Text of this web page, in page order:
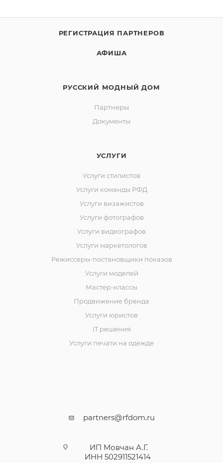
РЕГИСТРАЦИЯ ПАРТНЕРОВ
АФИША
РУССКИЙ МОДНЫЙ ДОМ
Партнеры
Документы
УСЛУГИ
Услуги стилистов
Услуги команды РФД
Услуги визажистов
Услуги фотографов
Услуги видеографов
Услуги маркетологов
Режиссеры-постановщики показов
Услуги моделей
Мастер-классы
Продвижение бренда
Услуги юристов
IT решения
Услуги печати на одежде
partners@rfdom.ru
ИП Мовчан А.Г.
ИНН 502911521414